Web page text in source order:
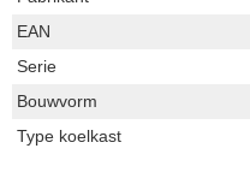
EAN
Serie
Bouwvorm
Type koelkast